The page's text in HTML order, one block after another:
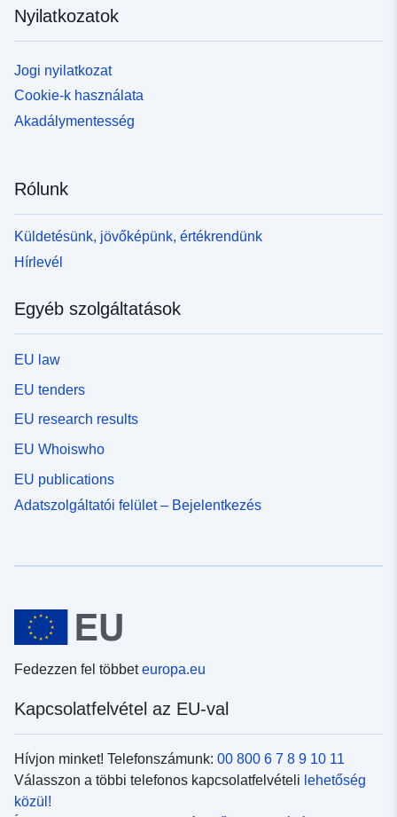
Nyilatkozatok
Jogi nyilatkozat
Cookie-k használata
Akadálymentesség
Rólunk
Küldetésünk, jövőképünk, értékrendünk
Hírlevél
Egyéb szolgáltatások
EU law
EU tenders
EU research results
EU Whoiswho
EU publications
Adatszolgáltatói felület – Bejelentkezés
Fedezzen fel többeteuropa.eu
Kapcsolatfelvétel az EU-val
Hívjon minket! Telefonszámunk: 00 800 6 7 8 9 10 11
Válasszon a többi telefonos kapcsolatfelvételi lehetőség
közül!